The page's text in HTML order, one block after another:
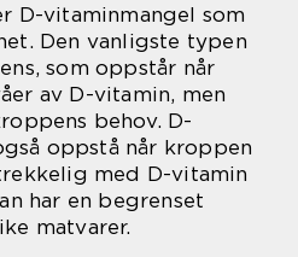
D-vitaminmangel som
Den vanligste typen
som oppstår når
av D-vitamin, men
behov. D-
oppstå når kroppen
med D-vitamin
har en begrenset
matvarer.